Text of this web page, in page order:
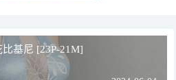
基尼 [23P-21M]